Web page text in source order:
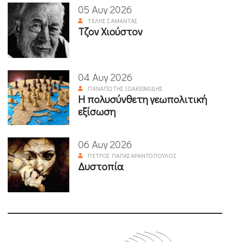
05 Αυγ 2026
ΤΈΛΗΣ ΣΑΜΑΝΤΆΣ
Τζον Χιούστον
04 Αυγ 2026
ΠΑΝΑΓΙΏΤΗΣ ΙΩΑΚΕΙΜΊΔΗΣ
Η πολυσύνθετη γεωπολιτική
εξίσωση
06 Αυγ 2026
ΠΈΤΡΟΣ ΠΑΠΑΣΑΡΑΝΤΌΠΟΥΛΟΣ
Δυστοπία